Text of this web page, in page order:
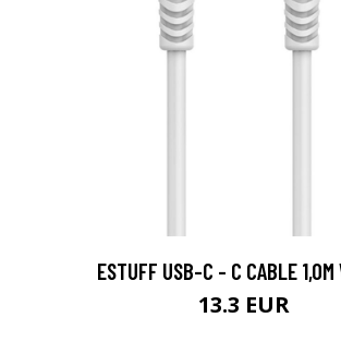
ESTUFF USB-C - C CABLE
13.3 EUR